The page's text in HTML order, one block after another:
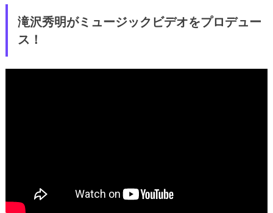
滝沢秀明がミュージックビデオをプロデュー
ス！